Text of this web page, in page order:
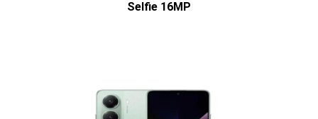
Selfie 16MP